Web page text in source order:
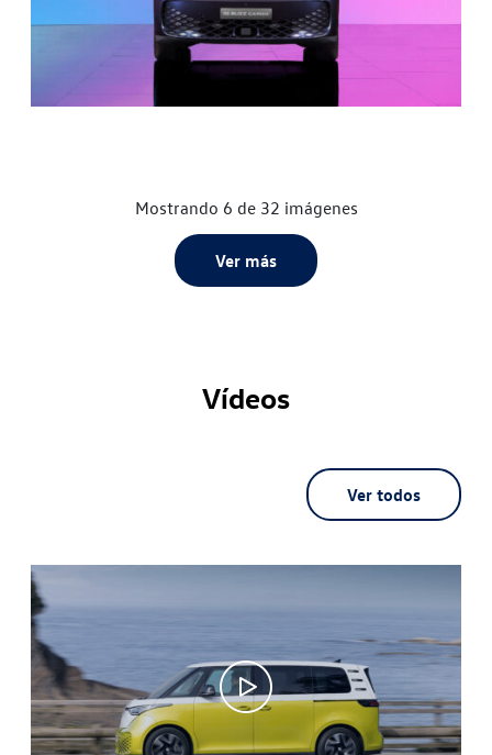
Mostrando 6 de 32 imágenes
Ver más
Vídeos
Ver todos